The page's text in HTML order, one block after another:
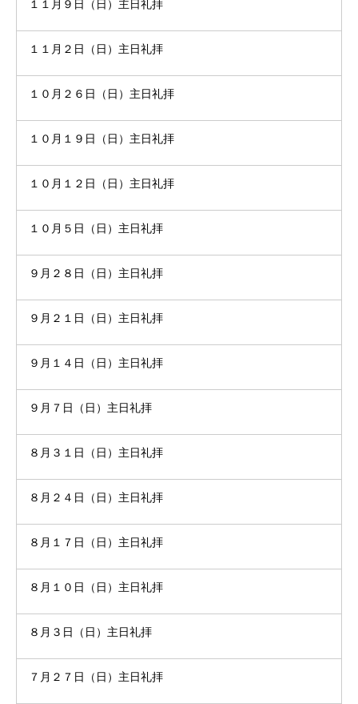
１１月９日（日）主日礼拝
１１月２日（日）主日礼拝
１０月２６日（日）主日礼拝
１０月１９日（日）主日礼拝
１０月１２日（日）主日礼拝
１０月５日（日）主日礼拝
９月２８日（日）主日礼拝
９月２１日（日）主日礼拝
９月１４日（日）主日礼拝
９月７日（日）主日礼拝
８月３１日（日）主日礼拝
８月２４日（日）主日礼拝
８月１７日（日）主日礼拝
８月１０日（日）主日礼拝
８月３日（日）主日礼拝
７月２７日（日）主日礼拝